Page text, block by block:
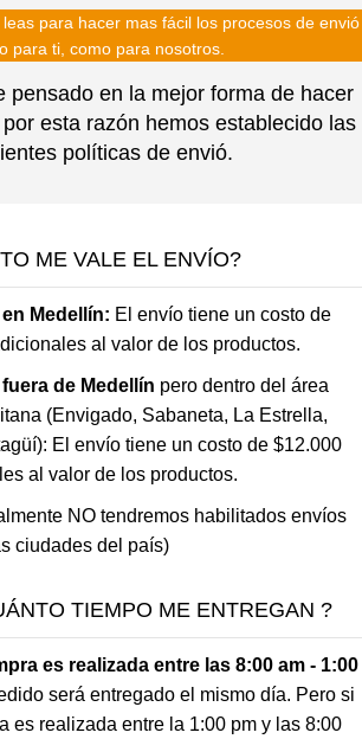
para hacer mas fácil los procesos de envió
para ti, como para nosotros.
pensado en la mejor forma de hacer
esta razón hemos establecido las
políticas de envió.
ME VALE EL ENVÍO?
Medellín: El envío tiene un costo de
al valor de los productos.
de Medellín pero dentro del área
(Envigado, Sabaneta, La Estrella,
El envío tiene un costo de $12.000
al valor de los productos.
NO tendremos habilitados envíos
ciudades del país)
TIEMPO ME ENTREGAN ?
es realizada entre las 8:00 am - 1:00
será entregado el mismo día. Pero si
es realizada entre la 1:00 pm y las 8:00